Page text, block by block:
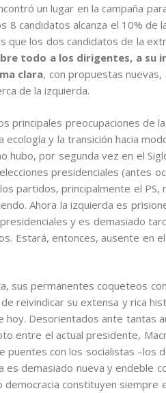
un lugar en la campaña
8 candidatos alcanza el 10% de
que los dos candidatos de la
todo a los dirigentes, a su
clara, con propuestas
de la izquierda.
principales preocupaciones de
y la transición hacia
hubo, por segunda vez en el
presidenciales (antes
partidos, principalmente el PS,
Ahora la izquierda es
y es demasiado
Estará, entonces, ausente en
sus permanentes coqueteos
reivindicar su extensa y rica
Desorientados ante tantas
entre el actual presidente,
puentes con los socialistas
es demasiado nueva y endeble
constituyen siempre